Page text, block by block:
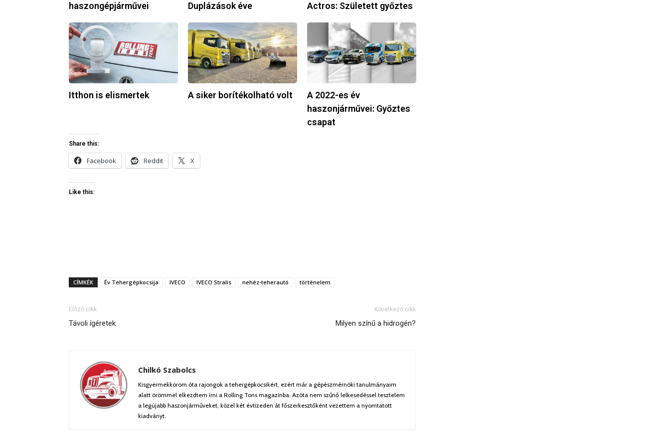
haszongépjárművei
Duplázások éve
győztes
Actros: Született győztes
Itthon
is
elismertek
Itthon is elismertek
A
siker
borítékolható
volt
A siker borítékolható volt
A
2022-
es
év
haszonjárművei:
csapat
A 2022-es év
haszonjárművei: Győztes
csapat
Share this:
Facebook Reddit X
Like this:
CÍMKÉK Év Tehergépkocsija IVECO IVECO Stralis nehéz-teherautó történelem
Előző cikk
Távoli ígéretek
Következő cikk
Milyen színű a hidrogén?
Chilkó Szabolcs
Kisgyermekkorom óta rajongok a tehergépkocsikért, ezért már a gépészmérnöki tanulmányaim
alatt örömmel elkezdtem írni a Rolling Tons magazinba. Azóta nem szűnő lelkesedéssel tesztelem
a legújabb haszonjárműveket, közel két évtizeden át főszerkesztőként vezettem a nyomtatott
kiadványt.